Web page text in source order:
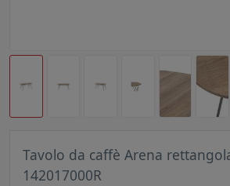
Tavolo da caffè Arena
142017000R